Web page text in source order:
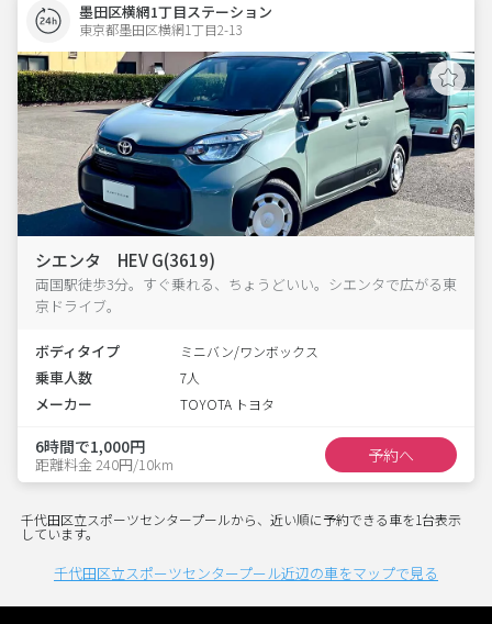
墨田区横網1丁目ステーション
東京都墨田区横網1丁目2-13
シエンタ HEV G(3619)
両国駅徒歩3分。すぐ乗れる、ちょうどいい。シエンタで広がる東
京ドライブ。
ボディタイプ ミニバン/ワンボックス
乗車人数 7人
メーカー TOYOTA トヨタ
6時間で1,000円
距離料金 240円/10km 予約へ
千代田区立スポーツセンタープールから、近い順に予約できる車を1台表示
しています。
千代田区立スポーツセンタープール近辺の車をマップで見る